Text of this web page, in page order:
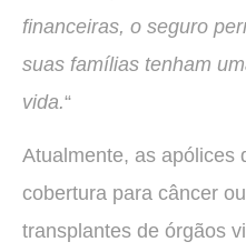
financeiras, o seguro
suas famílias tenham
vida.“
Atualmente, as apólices
cobertura para câncer
transplantes de órgãos